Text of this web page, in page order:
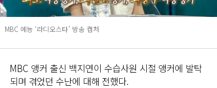
MBC 예능 ‘라디오스타’ 방송 캡처
MBC 앵커 출신 백지연이 수습사원 시절 앵커에 발탁
되며 겪었던 수난에 대해 전했다.